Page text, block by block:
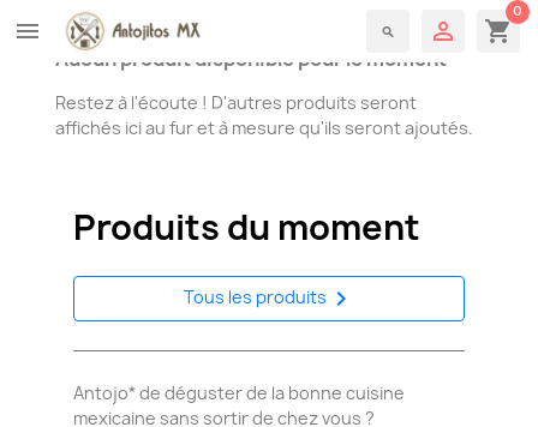
menu search  shopping_cart
0
Aucun produit disponible pour le moment
Restez à l'écoute ! D'autres produits seront
affichés ici au fur et à mesure qu'ils seront ajoutés.
Produits du moment
Tous les produits 
Antojo* de déguster de la bonne cuisine
mexicaine sans sortir de chez vous ?